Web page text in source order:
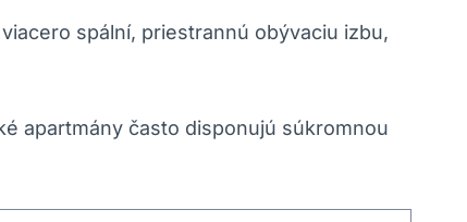
spální, priestrannú obývaciu izbu,
apartmány často disponujú súkromnou